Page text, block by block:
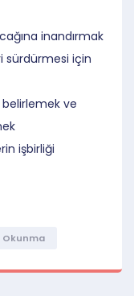
inandırmak
sürdürmesi için
belirlemek ve
işbirliği
Okunma